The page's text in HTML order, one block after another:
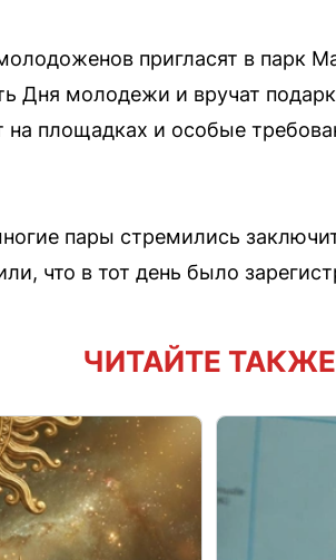
пригласят в парк
Дня молодежи и вручат
на площадках и особые
пары стремились
что в тот день было
ЧИТАЙТЕ ТАКЖЕ